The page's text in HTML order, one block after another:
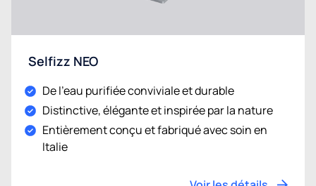
Selfizz NEO
De l'eau purifiée conviviale et durable
Distinctive, élégante et inspirée par la nature
Entièrement conçu et fabriqué avec soin en
Italie